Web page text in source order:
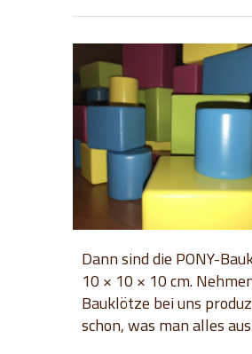
Dann sind die PONY-
10 × 10 × 10 cm.
Bauklötze bei uns
schon, was man alles